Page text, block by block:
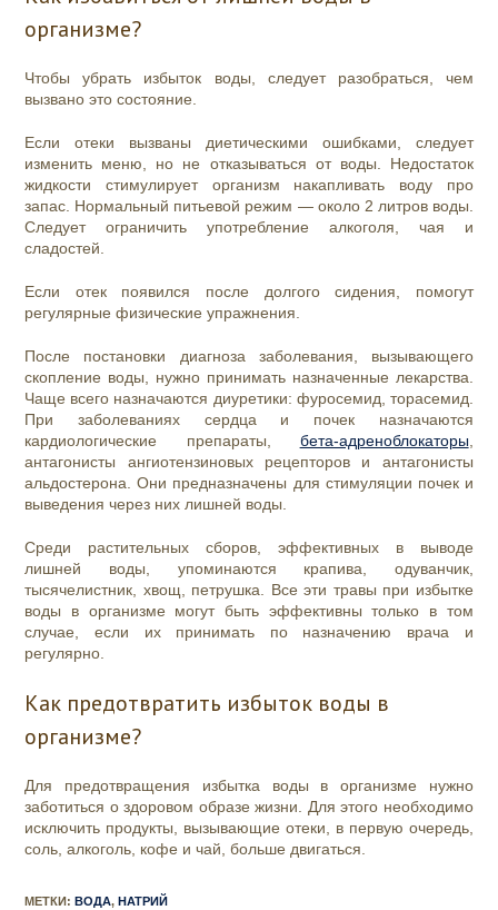
организме?
Чтобы убрать избыток воды, следует разобраться, чем
вызвано это состояние.
Если отеки вызваны диетическими ошибками, следует
изменить меню, но не отказываться от воды. Недостаток
жидкости стимулирует организм накапливать воду про
запас. Нормальный питьевой режим — около 2 литров воды.
Следует ограничить употребление алкоголя, чая и
сладостей.
Если отек появился после долгого сидения, помогут
регулярные физические упражнения.
После постановки диагноза заболевания, вызывающего
скопление воды, нужно принимать назначенные лекарства.
Чаще всего назначаются диуретики: фуросемид, торасемид.
При заболеваниях сердца и почек назначаются
кардиологические препараты, бета-адреноблокаторы,
антагонисты ангиотензиновых рецепторов и антагонисты
альдостерона. Они предназначены для стимуляции почек и
выведения через них лишней воды.
Среди растительных сборов, эффективных в выводе
лишней воды, упоминаются крапива, одуванчик,
тысячелистник, хвощ, петрушка. Все эти травы при избытке
воды в организме могут быть эффективны только в том
случае, если их принимать по назначению врача и
регулярно.
Как предотвратить избыток воды в
организме?
Для предотвращения избытка воды в организме нужно
заботиться о здоровом образе жизни. Для этого необходимо
исключить продукты, вызывающие отеки, в первую очередь,
соль, алкоголь, кофе и чай, больше двигаться.
МЕТКИ : ВОДА, НАТРИЙ